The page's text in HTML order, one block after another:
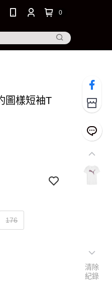
0
圖樣短袖T
176
清除
紀錄